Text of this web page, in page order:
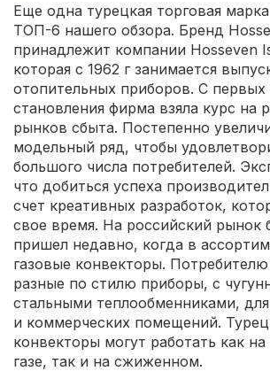
Еще одна турецкая торговая
ТОП-6 нашего обзора. Бренд
принадлежит компании Hosseven
которая с 1962 г занимается
отопительных приборов. С первых
становления фирма взяла курс на
рынков сбыта. Постепенно
модельный ряд, чтобы
большого числа потребителей.
что добиться успеха
счет креативных разработок,
свое время. На российский рынок
пришел недавно, когда в
газовые конвекторы.
разные по стилю приборы, с
стальными теплообменниками,
и коммерческих помещений.
конвекторы могут работать как
газе, так и на сжиженном.